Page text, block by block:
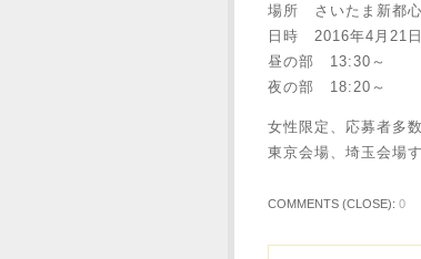
場所 さいたま新都心
日時 2016年4月21日
昼の部 13:30～
夜の部 18:20～
女性限定、応募者多
東京会場、埼玉会場
COMMENTS (CLOSE): 0